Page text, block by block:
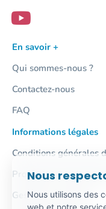
En savoir +
Qui sommes-nous ?
Contactez-nous
FAQ
Informations légales
Conditions générales
Protection des
Gestion des cookies
Nous
Nous utilisons des
web et notre